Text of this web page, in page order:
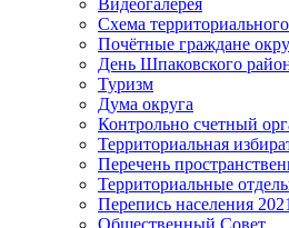
Видеогалерея
Схема
Почётные граждане
День Шпаковского
Туризм
Дума округа
Контрольно счетный
Территориальная
Перечень
Территориальные
Перепись населения 2021